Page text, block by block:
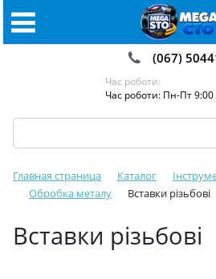
(067)
Час роботи:
Час роботи: Пн-Пт 9:00
Главная страница Каталог
Обробка металу
Вставки різьбові
Вставки різьбові